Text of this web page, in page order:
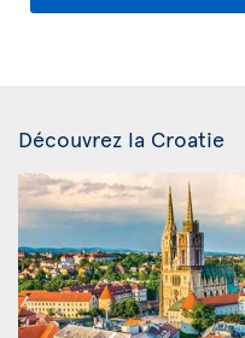
Découvrez la Croatie